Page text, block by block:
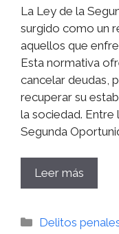
La Ley de la
surgido como un
aquellos que
Esta normativa
cancelar deudas,
recuperar su
la sociedad.
Segunda
Leer más
Categorías
Delitos